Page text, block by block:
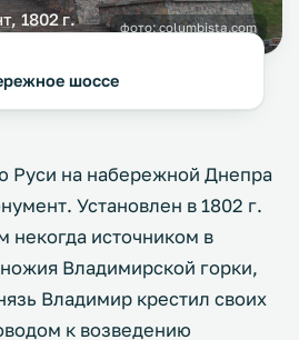
1802 г. фото:columbista.com
шоссе
Руси на набережной Днепра
Установлен в 1802 г.
некогда источником в
Владимирской горки,
Владимир крестил своих
к возведению